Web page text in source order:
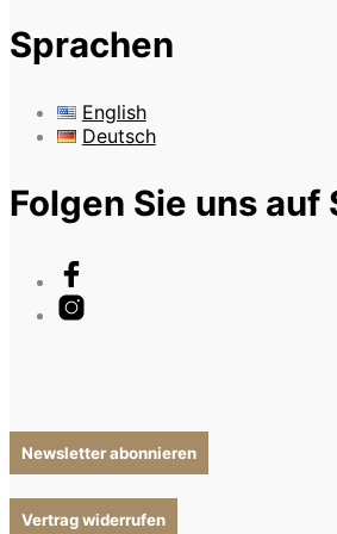
Sprachen
English
Deutsch
Folgen Sie uns auf
Newsletter abonnieren
Vertrag widerrufen